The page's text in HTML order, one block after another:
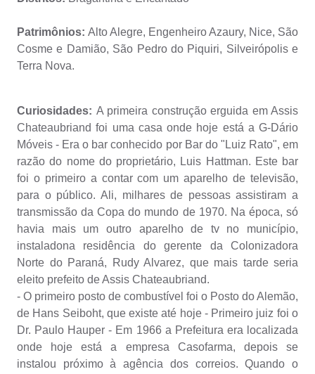
Patrimônios: Alto Alegre, Engenheiro Azaury, Nice, São
Cosme e Damião, São Pedro do Piquiri, Silveirópolis e
Terra Nova.
Curiosidades: A primeira construção erguida em Assis
Chateaubriand foi uma casa onde hoje está a G-Dário
Móveis - Era o bar conhecido por Bar do "Luiz Rato", em
razão do nome do proprietário, Luis Hattman. Este bar
foi o primeiro a contar com um aparelho de televisão,
para o público. Ali, milhares de pessoas assistiram a
transmissão da Copa do mundo de 1970. Na época, só
havia mais um outro aparelho de tv no município,
instaladona residência do gerente da Colonizadora
Norte do Paraná, Rudy Alvarez, que mais tarde seria
eleito prefeito de Assis Chateaubriand.
- O primeiro posto de combustível foi o Posto do Alemão,
de Hans Seiboht, que existe até hoje - Primeiro juiz foi o
Dr. Paulo Hauper - Em 1966 a Prefeitura era localizada
onde hoje está a empresa Casofarma, depois se
instalou próximo à agência dos correios. Quando o